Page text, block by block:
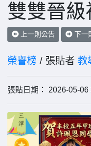
雙雙晉級
上一則公告 下一
榮譽榜 / 張貼者 教
張貼日期： 2026-05-